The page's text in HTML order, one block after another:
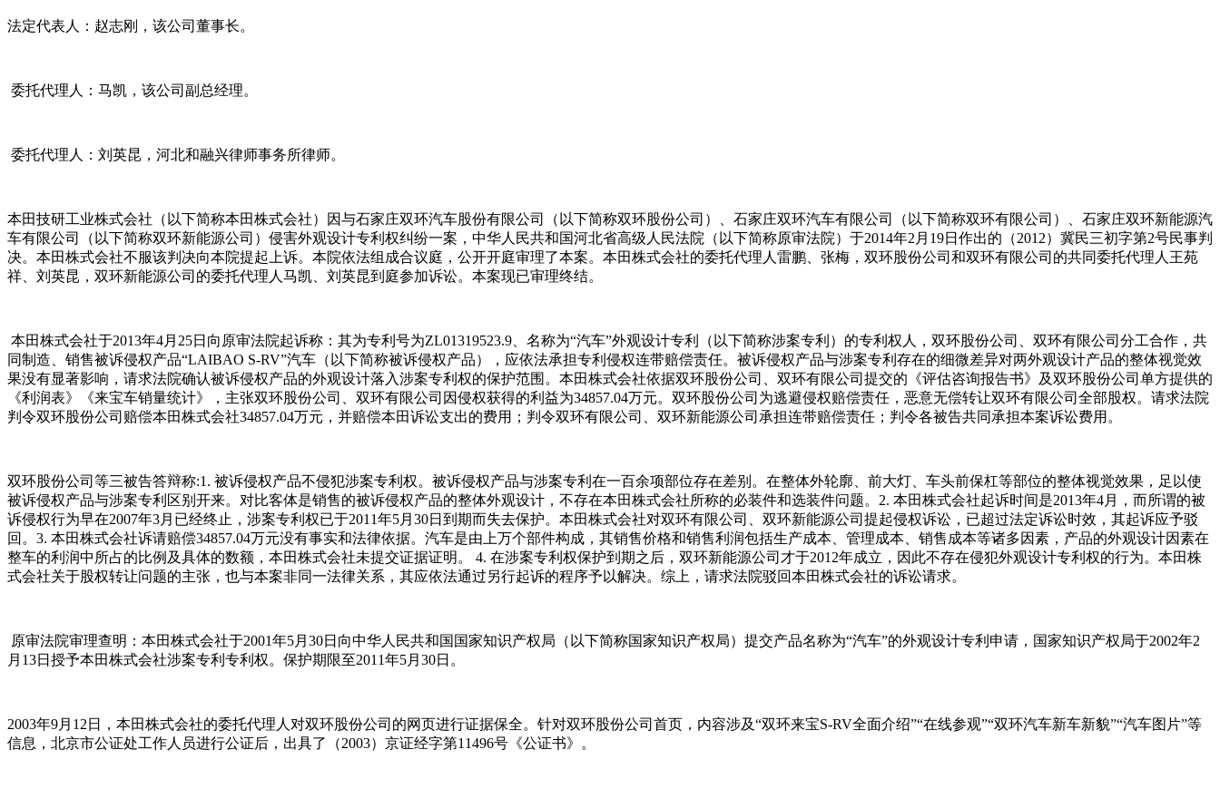
法定代表人：赵志刚，该公司董事长。
委托代理人：马凯，该公司副总经理。
委托代理人：刘英昆，河北和融兴律师事务所律师。
本田技研工业株式会社（以下简称本田株式会社）因与石家庄双环汽车股份有限公司（以下简称双环股份公司）、石家庄双环汽车有限公司（以下简称双环有限公司）、石家庄双环新能源汽
车有限公司（以下简称双环新能源公司）侵害外观设计专利权纠纷一案，中华人民共和国河北省高级人民法院（以下简称原审法院）于2014年2月19日作出的（2012）冀民三初字第2号民事判
决。本田株式会社不服该判决向本院提起上诉。本院依法组成合议庭，公开开庭审理了本案。本田株式会社的委托代理人雷鹏、张梅，双环股份公司和双环有限公司的共同委托代理人王苑
祥、刘英昆，双环新能源公司的委托代理人马凯、刘英昆到庭参加诉讼。本案现已审理终结。
本田株式会社于2013年4月25日向原审法院起诉称：其为专利号为ZL01319523.9、名称为“汽车”外观设计专利（以下简称涉案专利）的专利权人，双环股份公司、双环有限公司分工合作，共
同制造、销售被诉侵权产品“LAIBAO S-RV”汽车（以下简称被诉侵权产品），应依法承担专利侵权连带赔偿责任。被诉侵权产品与涉案专利存在的细微差异对两外观设计产品的整体视觉效
果没有显著影响，请求法院确认被诉侵权产品的外观设计落入涉案专利权的保护范围。本田株式会社依据双环股份公司、双环有限公司提交的《评估咨询报告书》及双环股份公司单方提供的
《利润表》《来宝车销量统计》，主张双环股份公司、双环有限公司因侵权获得的利益为34857.04万元。双环股份公司为逃避侵权赔偿责任，恶意无偿转让双环有限公司全部股权。请求法院
判令双环股份公司赔偿本田株式会社34857.04万元，并赔偿本田诉讼支出的费用；判令双环有限公司、双环新能源公司承担连带赔偿责任；判令各被告共同承担本案诉讼费用。
双环股份公司等三被告答辩称:1. 被诉侵权产品不侵犯涉案专利权。被诉侵权产品与涉案专利在一百余项部位存在差别。在整体外轮廓、前大灯、车头前保杠等部位的整体视觉效果，足以使
被诉侵权产品与涉案专利区别开来。对比客体是销售的被诉侵权产品的整体外观设计，不存在本田株式会社所称的必装件和选装件问题。2. 本田株式会社起诉时间是2013年4月，而所谓的被
诉侵权行为早在2007年3月已经终止，涉案专利权已于2011年5月30日到期而失去保护。本田株式会社对双环有限公司、双环新能源公司提起侵权诉讼，已超过法定诉讼时效，其起诉应予驳
回。3. 本田株式会社诉请赔偿34857.04万元没有事实和法律依据。汽车是由上万个部件构成，其销售价格和销售利润包括生产成本、管理成本、销售成本等诸多因素，产品的外观设计因素在
整车的利润中所占的比例及具体的数额，本田株式会社未提交证据证明。 4. 在涉案专利权保护到期之后，双环新能源公司才于2012年成立，因此不存在侵犯外观设计专利权的行为。本田株
式会社关于股权转让问题的主张，也与本案非同一法律关系，其应依法通过另行起诉的程序予以解决。综上，请求法院驳回本田株式会社的诉讼请求。
原审法院审理查明：本田株式会社于2001年5月30日向中华人民共和国国家知识产权局（以下简称国家知识产权局）提交产品名称为“汽车”的外观设计专利申请，国家知识产权局于2002年2
月13日授予本田株式会社涉案专利专利权。保护期限至2011年5月30日。
2003年9月12日，本田株式会社的委托代理人对双环股份公司的网页进行证据保全。针对双环股份公司首页，内容涉及“双环来宝S-RV全面介绍”“在线参观”“双环汽车新车新貌”“汽车图片”等
信息，北京市公证处工作人员进行公证后，出具了（2003）京证经字第11496号《公证书》。